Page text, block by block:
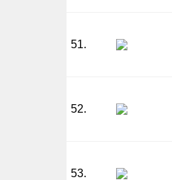
51.
52.
53.